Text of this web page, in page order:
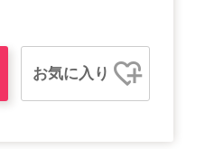
お気に入り